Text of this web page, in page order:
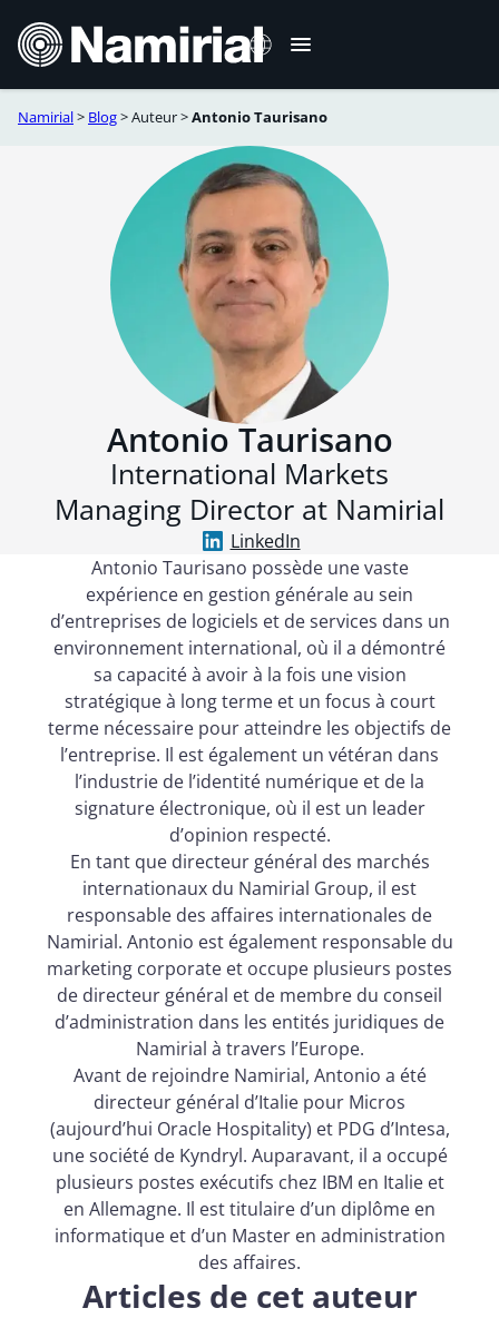
contenu
Deutsch
Español
Română
Português
Namirial> Blog>Auteur>Antonio Taurisano
Antonio Taurisano
International Markets
Managing Director at Namirial
LinkedIn
Antonio Taurisano possède une vaste
expérience en gestion générale au sein
d’entreprises de logiciels et de services dans un
environnement international, où il a démontré
sa capacité à avoir à la fois une vision
stratégique à long terme et un focus à court
terme nécessaire pour atteindre les objectifs de
l’entreprise. Il est également un vétéran dans
l’industrie de l’identité numérique et de la
signature électronique, où il est un leader
d’opinion respecté.
En tant que directeur général des marchés
internationaux du Namirial Group, il est
responsable des affaires internationales de
Namirial. Antonio est également responsable du
marketing corporate et occupe plusieurs postes
de directeur général et de membre du conseil
d’administration dans les entités juridiques de
Namirial à travers l’Europe.
Avant de rejoindre Namirial, Antonio a été
directeur général d’Italie pour Micros
(aujourd’hui Oracle Hospitality) et PDG d’Intesa,
une société de Kyndryl. Auparavant, il a occupé
plusieurs postes exécutifs chez IBM en Italie et
en Allemagne. Il est titulaire d’un diplôme en
informatique et d’un Master en administration
des affaires.
Articles de cet auteur